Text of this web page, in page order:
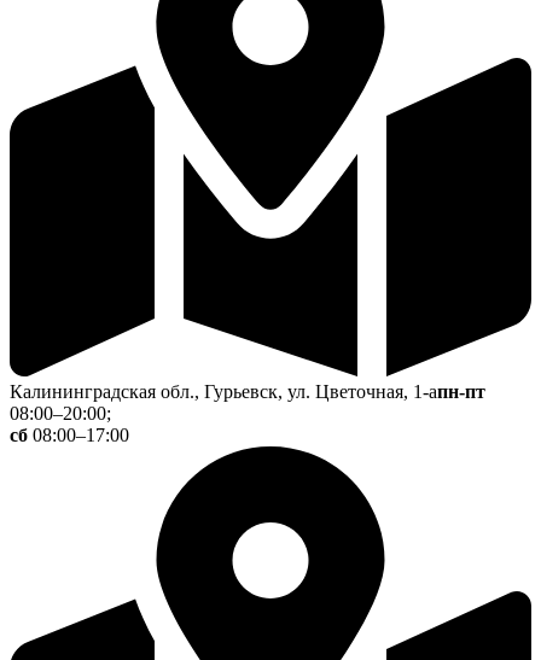
Калининградская обл., Гурьевск, ул. Цветочная, 1-апн-пт
08:00–20:00;
сб 08:00–17:00